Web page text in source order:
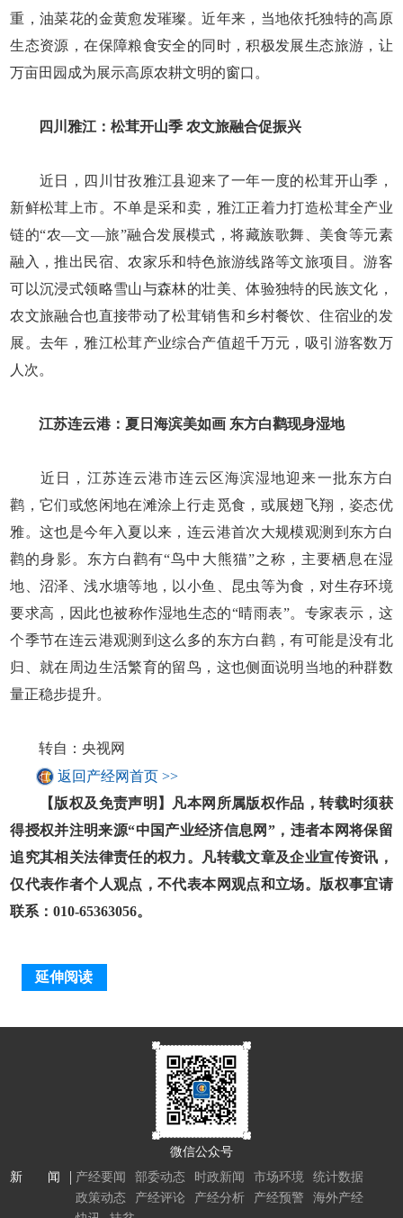
重，油菜花的金黄愈发璀璨。近年来，当地依托独特的高原
生态资源，在保障粮食安全的同时，积极发展生态旅游，让
万亩田园成为展示高原农耕文明的窗口。
四川雅江：松茸开山季 农文旅融合促振兴
近日，四川甘孜雅江县迎来了一年一度的松茸开山季，
新鲜松茸上市。不单是采和卖，雅江正着力打造松茸全产业
链的“农—文—旅”融合发展模式，将藏族歌舞、美食等元素
融入，推出民宿、农家乐和特色旅游线路等文旅项目。游客
可以沉浸式领略雪山与森林的壮美、体验独特的民族文化，
农文旅融合也直接带动了松茸销售和乡村餐饮、住宿业的发
展。去年，雅江松茸产业综合产值超千万元，吸引游客数万
人次。
江苏连云港：夏日海滨美如画 东方白鹳现身湿地
近日，江苏连云港市连云区海滨湿地迎来一批东方白
鹳，它们或悠闲地在滩涂上行走觅食，或展翅飞翔，姿态优
雅。这也是今年入夏以来，连云港首次大规模观测到东方白
鹳的身影。东方白鹳有“鸟中大熊猫”之称，主要栖息在湿
地、沼泽、浅水塘等地，以小鱼、昆虫等为食，对生存环境
要求高，因此也被称作湿地生态的“晴雨表”。专家表示，这
个季节在连云港观测到这么多的东方白鹳，有可能是没有北
归、就在周边生活繁育的留鸟，这也侧面说明当地的种群数
量正稳步提升。
转自：央视网
返回产经网首页 >>
【版权及免责声明】凡本网所属版权作品，转载时须获
得授权并注明来源“中国产业经济信息网”，违者本网将保留
追究其相关法律责任的权力。凡转载文章及企业宣传资讯，
仅代表作者个人观点，不代表本网观点和立场。版权事宜请
联系：010-65363056。
延伸阅读
微信公众号
新 闻
产经要闻 部委动态 时政新闻 市场环境
统计数据
政策动态
产经评论 产经分析 产经预警
海外产经